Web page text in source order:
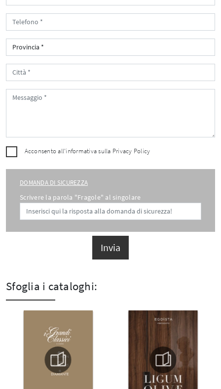
Acconsento all'informativa sulla Privacy Policy
DOMANDA DI SICUREZZA
Scrivere la parola "Fragole" al singolare
Invia
Sfoglia i cataloghi: